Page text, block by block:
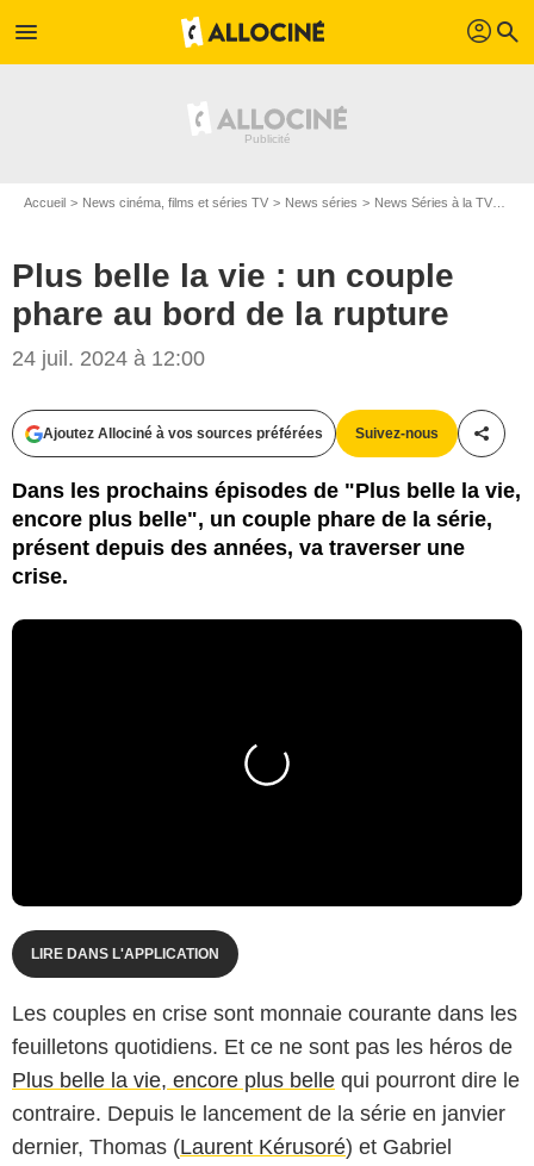
menu profil search
Accueil News cinéma, films et séries TV News séries News Séries à la TV
Plus belle la vie : un couple
phare au bord de la rupture
24 juil. 2024 à 12:00
Ajoutez Allociné à vos sources préférées Suivez-nous
Dans les prochains épisodes de "Plus belle la vie,
encore plus belle", un couple phare de la série,
présent depuis des années, va traverser une
crise.
LIRE DANS L'APPLICATION
Les couples en crise sont monnaie courante dans les
feuilletons quotidiens. Et ce ne sont pas les héros de
Plus belle la vie, encore plus belle qui pourront dire le
contraire. Depuis le lancement de la série en janvier
dernier, Thomas (Laurent Kérusoré) et Gabriel